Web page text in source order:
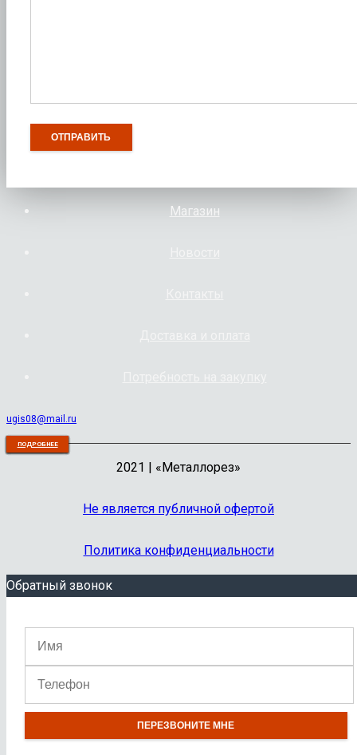
ПОДРОБНЕЕ
ПОДРОБНЕЕ
ПОДРОБНЕЕ
ПОДРОБНЕЕ
ПОДРОБНЕЕ
ПОДРОБНЕЕ
В КОРЗИНУ
ПОДРОБНЕЕ
ПОДРОБНЕЕ
ПОДРОБНЕЕ
Магазин
ugis08@mail.ru
2021 | «Металлорез»
Не является публичной офертой
Политика конфиденциальности
Обратный звонок